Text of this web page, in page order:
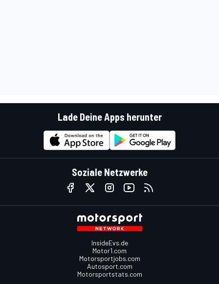
Lade Deine Apps herunter
Soziale Netzwerke
InsideEvs.de
Motor1.com
Motorsportjobs.com
Autosport.com
Motorsportstats.com